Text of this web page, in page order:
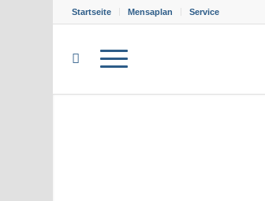
Startseite Mensaplan Service